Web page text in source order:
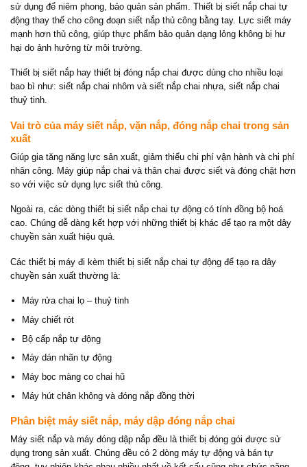
sử dụng để niêm phong, bảo quản sản phẩm. Thiết bị siết nắp chai tự
động thay thế cho công đoạn siết nắp thủ công bằng tay. Lực siết máy
mạnh hơn thủ công, giúp thực phẩm bảo quản dạng lỏng không bị hư
hại do ảnh hưởng từ môi trường.
Thiết bị siết nắp hay thiết bị đóng nắp chai được dùng cho nhiều loại
bao bì như: siết nắp chai nhôm và siết nắp chai nhựa, siết nắp chai
thuỷ tinh.
Vai trò của máy siết nắp, vặn nắp, đóng nắp chai trong sản
xuất
Giúp gia tăng năng lực sản xuất, giảm thiểu chi phí vận hành và chi phí
nhân công. Máy giúp nắp chai và thân chai được siết và đóng chặt hơn
so với việc sử dụng lực siết thủ công.
Ngoài ra, các dòng thiết bị siết nắp chai tự động có tính đồng bộ hoá
cao. Chúng dễ dàng kết hợp với những thiết bị khác để tạo ra một dây
chuyền sản xuất hiệu quả.
Các thiết bị máy đi kèm thiết bị siết nắp chai tự động để tạo ra dây
chuyền sản xuất thường là:
Máy rửa chai lọ – thuỷ tinh
Máy chiết rót
Bộ cấp nắp tự động
Máy dán nhãn tự động
Máy bọc màng co chai hũ
Máy hút chân không và đóng nắp đồng thời
Phân biệt máy siết nắp, máy dập đóng nắp chai
Máy siết nắp và máy đóng dập nắp đều là thiết bị đóng gói được sử
dụng trong sản xuất. Chúng đều có 2 dòng máy tự động và bán tự